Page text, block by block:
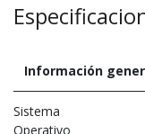
Información
Sistema
Operativo